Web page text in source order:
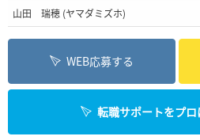
山田 瑞穂 (ヤマダミズホ)
WEB応募する
転職サポートをプロ